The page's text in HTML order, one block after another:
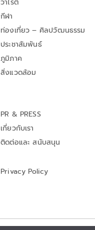
วาไรตี้
กีฬา
ท่องเที่ยว – ศิลปวัฒนธรรม
ประชาสัมพันธ์
ภูมิภาค
สิ่งแวดล้อม
PR & PRESS
เกี่ยวกับเรา
ติดต่อและ สนับสนุน
Privacy Policy